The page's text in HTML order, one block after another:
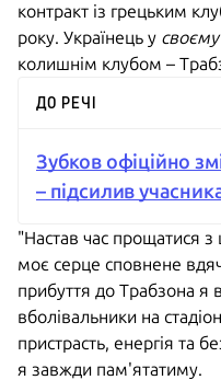
контракт із грецьким
року. Українець у
колишнім клубом –
ДО РЕЧІ
Зубков офіційно
– підсилив
"Настав час прощатися
моє серце сповнене
прибуття до Трабзона я
вболівальники на
пристрасть, енергія та
я завжди пам'ятатиму.